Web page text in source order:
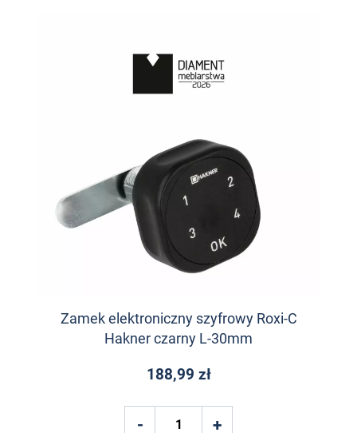
Zamek elektroniczny szyfrowy Roxi-C
Hakner czarny L-30mm
188,99 zł